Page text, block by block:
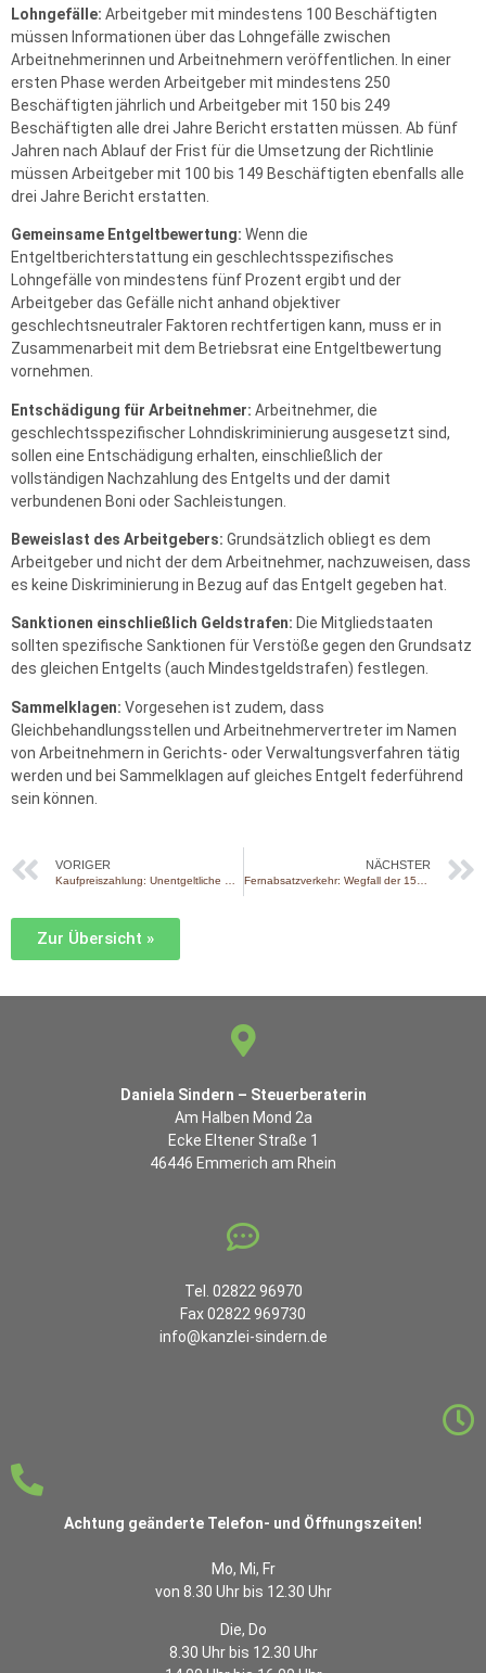
Lohngefälle: Arbeitgeber mit mindestens 100 Beschäftigten
müssen Informationen über das Lohngefälle zwischen
Arbeitnehmerinnen und Arbeitnehmern veröffentlichen. In einer
ersten Phase werden Arbeitgeber mit mindestens 250
Beschäftigten jährlich und Arbeitgeber mit 150 bis 249
Beschäftigten alle drei Jahre Bericht erstatten müssen. Ab fünf
Jahren nach Ablauf der Frist für die Umsetzung der Richtlinie
müssen Arbeitgeber mit 100 bis 149 Beschäftigten ebenfalls alle
drei Jahre Bericht erstatten.
Gemeinsame Entgeltbewertung: Wenn die
Entgeltberichterstattung ein geschlechtsspezifisches
Lohngefälle von mindestens fünf Prozent ergibt und der
Arbeitgeber das Gefälle nicht anhand objektiver
geschlechtsneutraler Faktoren rechtfertigen kann, muss er in
Zusammenarbeit mit dem Betriebsrat eine Entgeltbewertung
vornehmen.
Entschädigung für Arbeitnehmer: Arbeitnehmer, die
geschlechtsspezifischer Lohndiskriminierung ausgesetzt sind,
sollen eine Entschädigung erhalten, einschließlich der
vollständigen Nachzahlung des Entgelts und der damit
verbundenen Boni oder Sachleistungen.
Beweislast des Arbeitgebers: Grundsätzlich obliegt es dem
Arbeitgeber und nicht der dem Arbeitnehmer, nachzuweisen, dass
es keine Diskriminierung in Bezug auf das Entgelt gegeben hat.
Sanktionen einschließlich Geldstrafen: Die Mitgliedstaaten
sollten spezifische Sanktionen für Verstöße gegen den Grundsatz
des gleichen Entgelts (auch Mindestgeldstrafen) festlegen.
Sammelklagen: Vorgesehen ist zudem, dass
Gleichbehandlungsstellen und Arbeitnehmervertreter im Namen
von Arbeitnehmern in Gerichts- oder Verwaltungsverfahren tätig
werden und bei Sammelklagen auf gleiches Entgelt federführend
sein können.
VORIGER NÄCHSTER
Zur Übersicht »
Daniela Sindern – Steuerberaterin
Am Halben Mond 2a
Ecke Eltener Straße 1
46446 Emmerich am Rhein
Tel. 02822 96970
Fax 02822 969730
info@kanzlei-sindern.de
Achtung geänderte Telefon- und Öffnungszeiten!
Mo, Mi, Fr
von 8.30 Uhr bis 12.30 Uhr
Die, Do
8.30 Uhr bis 12.30 Uhr